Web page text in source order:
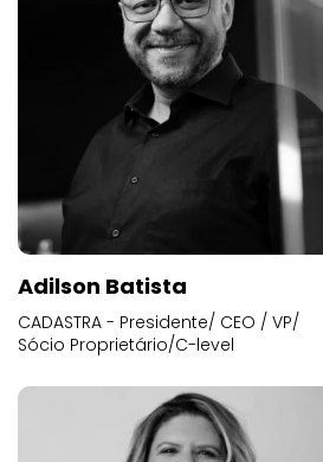
Adilson Batista
CADASTRA - Presidente/ CEO / VP/
Sócio Proprietário/C-level